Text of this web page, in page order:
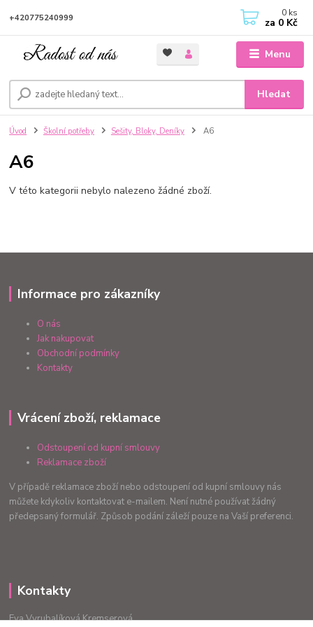
Menu
Hledat
+420775240999 0 ks
za 0 Kč
Úvod Školní potřeby Sešity, Bloky, Deníky A6
A6
V této kategorii nebylo nalezeno žádné zboží.
Informace pro zákazníky
O nás
Jak nakupovat
Obchodní podmínky
Kontakty
Vrácení zboží, reklamace
Odstoupení od kupní smlouvy
Reklamace zboží
V případě reklamace zboží nebo odstoupení od kupní smlouvy nás
můžete kdykoliv kontaktovat e-mailem. Není nutné používat žádný
předepsaný formulář. Způsob podání záleží pouze na Vaší preferenci.
Kontakty
Eva Vyrubalíková Kremserová